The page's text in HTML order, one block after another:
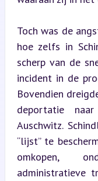
Toch was de
hoe zelfs in
scherp van de
incident in de
Bovendien
deportatie
Auschwitz.
“lijst” te
omkopen,
administratieve